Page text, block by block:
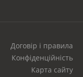
Договір і правила
Конфіденційність
Карта сайту